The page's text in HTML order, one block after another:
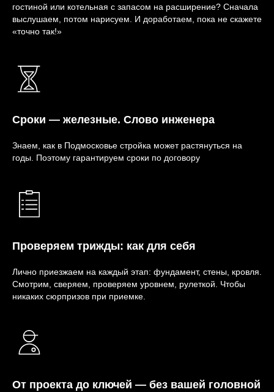
гостиной или котельная с запасом на расширение? Сначала
выслушаем, потом нарисуем. И доработаем, пока не скажете
«точно так!»
Сроки — железные. Слово инженера
Знаем, как в Подмосковье стройка может растянуться на
годы. Поэтому гарантируем сроки по договору
Проверяем трижды: как для себя
Лично приезжаем на каждый этап: фундамент, стены, кровля.
Смотрим, сверяем, проверяем уровнем, рулеткой. Чтобы
никаких сюрпризов при приемке.
От проекта до ключей — без вашей головной